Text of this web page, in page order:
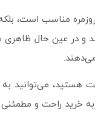
مناسب است،
در عین حال ظاهری
هستید، می‌توانید
راحت و مطمئنی